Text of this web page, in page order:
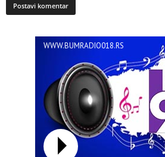
WWW.BUMRADIO018.RS